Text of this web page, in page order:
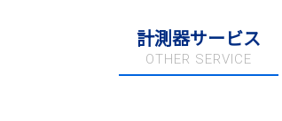
計測器サービス
OTHER SERVICE